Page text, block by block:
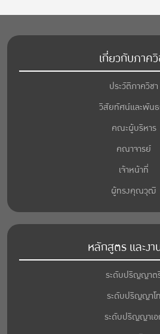
เกี่ยวกับภาค
ประวัติภาควิชา
วิสัยทัศน์และพัน
คณะผู้บริหาร
คณาจารย์
เจ้าหน้าที่
ผู้ทรงคุณวุฒิ
หลักสูตร และงา
ระดับปริญญาต
ระดับปริญญาโท
ระดับปริญญาเ